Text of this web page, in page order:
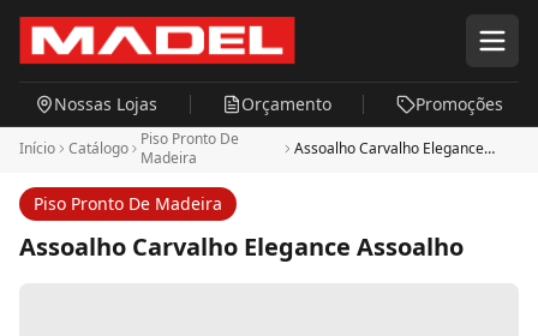
Pular para o conteúdo principal
Nossas Lojas Orçamento Promoções
Início Catálogo
Piso Pronto De
Madeira
Assoalho Carvalho Elegance
Piso Pronto De Madeira
Assoalho Carvalho Elegance Assoalho